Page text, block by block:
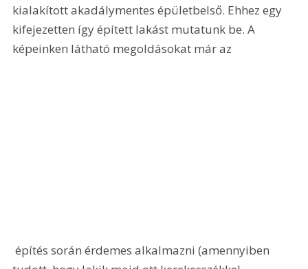
kialakított akadálymentes épületbelső. Ehhez egy
kifejezetten így épített lakást mutatunk be. A
képeinken látható megoldásokat már az
építés során érdemes alkalmazni (amennyiben